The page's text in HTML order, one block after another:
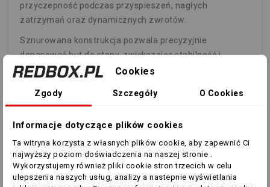
przyczepność podczas przyspieszeń, nagłych
zatrzymań oraz dynamicznych zwrotów.
Sznurowana konstrukcja pozwala precyzyjnie
dopasować but do stopy, zwiększając stabilność i
pewność podczas gry.
Nowoczesny design inspirowany
szybkością
podkreślają dynamiczny charakter modelu i nawiązują
do szybkości, z której od lat słynie seria adidas F50.
KolorystykaSolar Turbo / Core Black / Gold Metallic
sprawia, że buty wyróżniają się na boisku i doskonale
Cookies
Zgody Szczegóły O Cookies
Informacje dotyczące plików cookies
Ta witryna korzysta z własnych plików cookie, aby zapewnić Ci
najwyższy poziom doświadczenia na naszej stronie .
Wykorzystujemy również pliki cookie stron trzecich w celu
ulepszenia naszych usług, analizy a nastepnie wyświetlania